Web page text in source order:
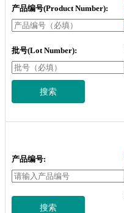
产品编号(Product Number):
批号(Lot Number):
搜索
产品编号:
搜索